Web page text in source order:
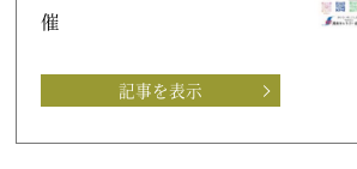
催
記事を表示